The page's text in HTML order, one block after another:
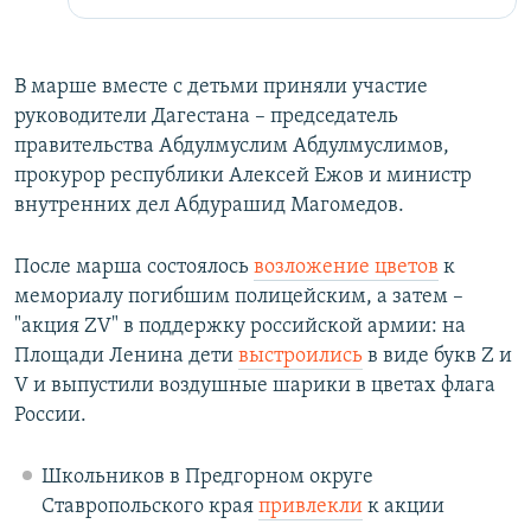
В марше вместе с детьми приняли участие
руководители Дагестана – председатель
правительства Абдулмуслим Абдулмуслимов,
прокурор республики Алексей Ежов и министр
внутренних дел Абдурашид Магомедов.
После марша состоялось возложение цветов к
мемориалу погибшим полицейским, а затем –
"акция ZV" в поддержку российской армии: на
Площади Ленина дети выстроились в виде букв Z и
V и выпустили воздушные шарики в цветах флага
России.
Школьников в Предгорном округе
Ставропольского края привлеклик акции